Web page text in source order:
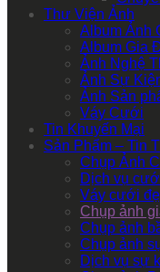
Thư Viện Ảnh
Album Ảnh
Album Gia
Ảnh Nghệ
Ảnh Sự
Ảnh Sản
Váy Cưới
Tin Khuyến Mại
Sản Phẩm – Tin
Chụp Ảnh
Dịch vụ
Váy cưới
Chụp ảnh
Chụp ảnh
Chụp ảnh
Dịch vụ sự